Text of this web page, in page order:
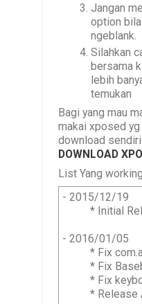
Jangan
option
ngeblank.
Silahkan
bersama
lebih
temukan
Bagi yang mau
makai xposed yg
download
DOWNLOAD
List Yang
- 2015/12/19
* Initial
- 2016/01/05
* Fix
* Fix
* Fix
*